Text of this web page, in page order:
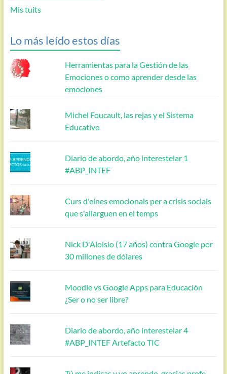
Mis tuits
Lo más leído estos días
Herramientas para la Gestión de las
Emociones o como aprender desde las
emociones
Michel Foucault, las rejas y el Sistema
Educativo
Diario de abordo, año interestelar 1
#ABP_INTEF
Curs d'eines emocionals per a crisis socials
que s'allarguen en el temps
Nick D'Aloisio (17 años) contra Google por
30 millones de dólares
Moodle vs Google Apps para Educación
¿Ser o no ser libre?
Diario de abordo, año interestelar 4
#ABP_INTEF Artefacto TIC